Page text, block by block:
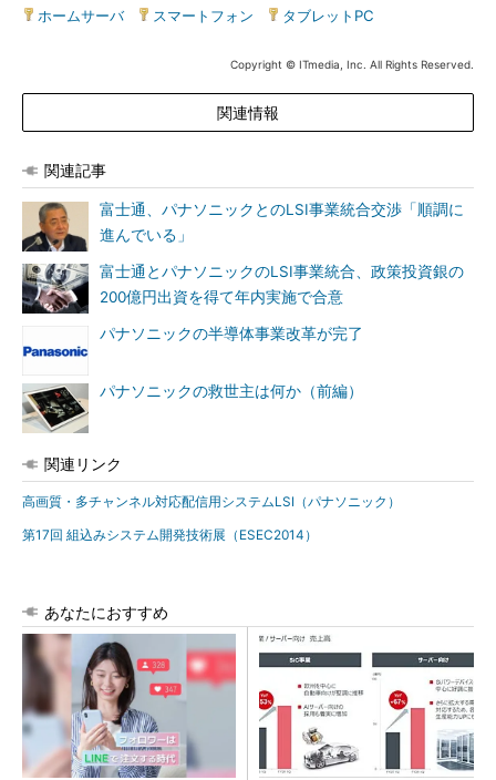
ホームサーバ| スマートフォン タブレットPC
Copyright © ITmedia, Inc. All Rights Reserved.
関連情報
関連記事
富士通、パナソニックとのLSI事業統合交渉「順調に
進んでいる」
富士通とパナソニックのLSI事業統合、政策投資銀の
200億円出資を得て年内実施で合意
パナソニックの半導体事業改革が完了
パナソニックの救世主は何か（前編）
関連リンク
高画質・多チャンネル対応配信用システムLSI（パナソニック）
第17回 組込みシステム開発技術展（ESEC2014）
あなたにおすすめ